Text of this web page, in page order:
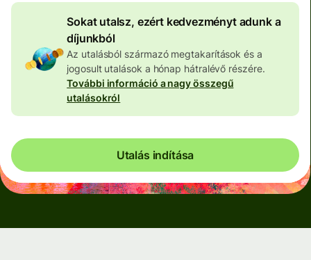
Sokat utalsz, ezért kedvezményt adunk a
díjunkból
Az utalásból származó megtakarítások és a
jogosult utalások a hónap hátralévő részére.
További információ a nagy összegű
utalásokról
Utalás indítása